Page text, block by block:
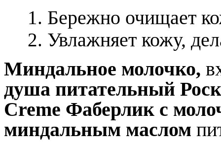
Бережно очищает
Увлажняет кожу,
Миндальное молочко,
душа питательный
Creme Фаберлик с
миндальным маслом